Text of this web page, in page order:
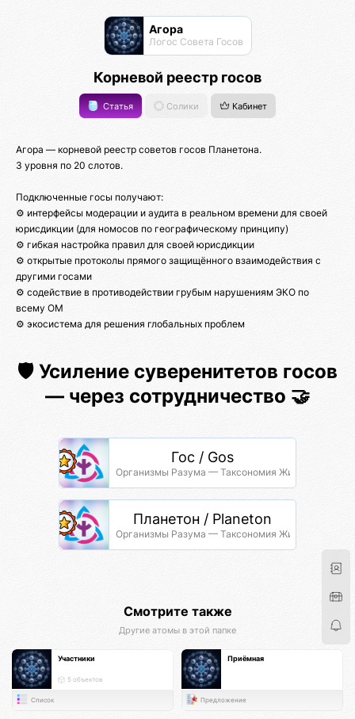
Агора
Логос Совета Госов
Корневой реестр госов
Статья Солики Кабинет
Агора — корневой реестр советов госов Планетона.
3 уровня по 20 слотов.
Подключенные госы получают:
⚙️ интерфейсы модерации и аудита в реальном времени для своей
юрисдикции (для номосов по географическому принципу)
⚙️ гибкая настройка правил для своей юрисдикции
⚙️ открытые протоколы прямого защищённого взаимодействия с
другими гоcами
⚙️ содействие в противодействии грубым нарушениям ЭКО по
всему ОМ
⚙️ экосистема для решения глобальных проблем
🛡️ Усиление суверенитетов госов
— через сотрудничество 🤝
Гос / Gos
Организмы Разума — Таксономия Жизни
Планетон / Planeton
Организмы Разума — Таксономия Жизни
Смотрите также
Другие атомы в этой папке
Участники
5 объектов
Список
Приёмная
Предложение